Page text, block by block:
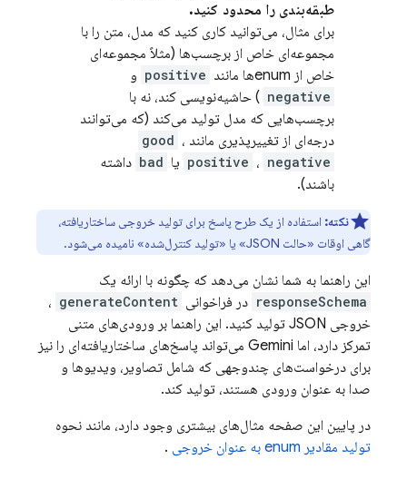
طبقه‌بندی را محدود کنید.
برای مثال، می‌توانید کاری کنید که مدل، متن را با
مجموعه‌ای خاص از برچسب‌ها (مثلاً مجموعه‌ای
خاص از enumها مانند
positive و
negative ) حاشیه‌نویسی کند، نه با
برچسب‌هایی که مدل تولید می‌کند (که می‌توانند
درجه‌ای از تغییرپذیری مانند
good ،
positive ، negative یا bad داشته
باشند).
نکته: استفاده از یک طرح پاسخ برای تولید خروجی ساختاریافته،
گاهی اوقات «حالت JSON» یا «تولید کنترل‌شده» نامیده می‌شود.
این راهنما به شما نشان می‌دهد که چگونه با ارائه یک
responseSchema در فراخوانی generateContent ،
خروجی JSON تولید کنید. این راهنما بر ورودی‌های متنی
تمرکز دارد، اما Gemini می‌تواند پاسخ‌های ساختاریافته‌ای را نیز
برای درخواست‌های چندوجهی که شامل تصاویر، ویدیوها و
صدا به عنوان ورودی هستند، تولید کند.
در پایین این صفحه مثال‌های بیشتری وجود دارد، مانند نحوه
تولید مقادیر enum به عنوان خروجی
.